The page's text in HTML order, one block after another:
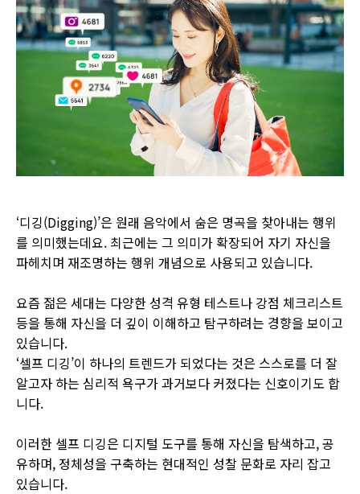
‘디깅(Digging)’은 원래 음악에서 숨은 명곡을 찾아내는 행위
를 의미했는데요. 최근에는 그 의미가 확장되어 자기 자신을
파헤치며 재조명하는 행위 개념으로 사용되고 있습니다.
요즘 젊은 세대는 다양한 성격 유형 테스트나 강점 체크리스트
등을 통해 자신을 더 깊이 이해하고 탐구하려는 경향을 보이고
있습니다.
‘셀프 디깅’이 하나의 트렌드가 되었다는 것은 스스로를 더 잘
알고자 하는 심리적 욕구가 과거보다 커졌다는 신호이기도 합
니다.
이러한 셀프 디깅은 디지털 도구를 통해 자신을 탐색하고, 공
유하며, 정체성을 구축하는 현대적인 성찰 문화로 자리 잡고
있습니다.